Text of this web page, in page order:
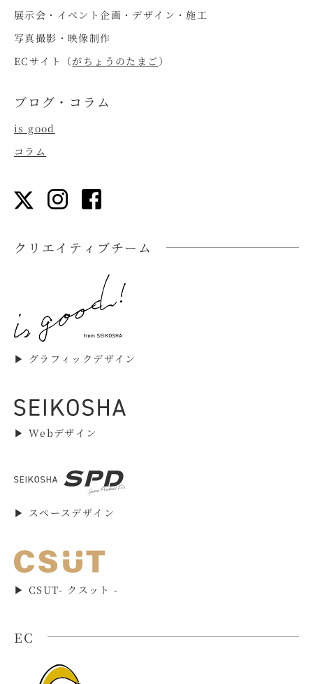
展示会・イベント企画・デザイン・施工
写真撮影・映像制作
ECサイト（がちょうのたまご ）
ブログ・コラム
is good
コラム
クリエイティブチーム
▶︎ グラフィックデザイン
▶︎ Webデザイン
▶︎ スペースデザイン
▶︎ CSUT- クスット -
EC